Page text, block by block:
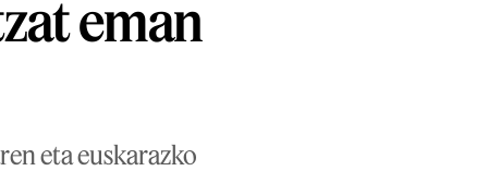
eman
eta euskarazko